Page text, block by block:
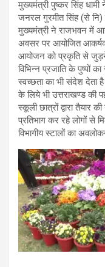
मुख्यमंत्री पुष्कर सिंह
जनरल गुरमीत सिंह (से
मुख्यमंत्री ने राजभवन में
अवसर पर आयोजित
आयोजन को प्रकृति से जुड़ने
विभिन्न प्रजाति के पुष्पों
स्वच्छता का भी संदेश देता
के लिये भी उत्तराखण्ड की
स्कूली छात्रों द्वारा तैयार
प्रतिभाग कर रहे लोगों से
विभागीय स्टालों का